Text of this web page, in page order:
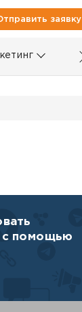
заявку
с помощью